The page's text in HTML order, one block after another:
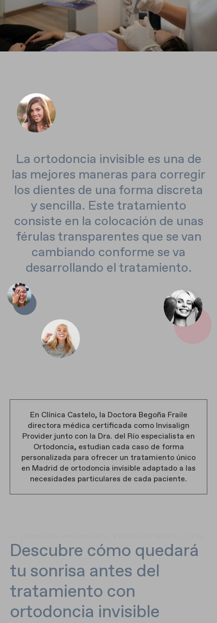
La ortodoncia invisible es una de
las mejores maneras para corregir
los dientes de una forma discreta
y sencilla. Este tratamiento
consiste en la colocación de unas
férulas transparentes que se van
cambiando conforme se va
desarrollando el tratamiento.
En Clínica Castelo, la Doctora Begoña Fraile
directora médica certificada como Invisalign
Provider junto con la Dra. del Río especialista en
Ortodoncia, estudian cada caso de forma
personalizada para ofrecer un tratamiento único
en Madrid de ortodoncia invisible adaptado a las
necesidades particulares de cada paciente.
Descubre cómo quedará
tu sonrisa antes del
tratamiento con
ortodoncia invisible